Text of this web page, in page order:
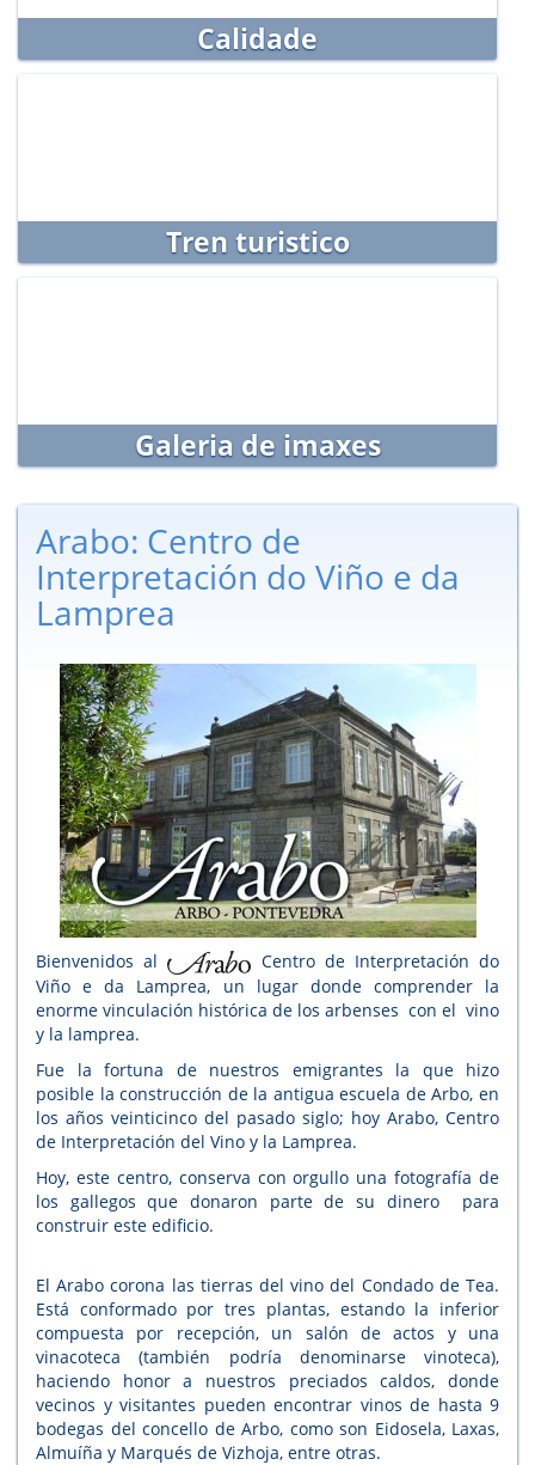
Calidade
Tren turistico
Galeria de imaxes
Arabo: Centro de
Interpretación do Viño e da
Lamprea
Bienvenidos al
Centro de Interpretación do
Viño e da Lamprea, un lugar donde comprender la
enorme vinculación histórica de los arbenses con el vino
y la lamprea.
Fue la fortuna de nuestros emigrantes la que hizo
posible la construcción de la antigua escuela de Arbo, en
los años veinticinco del pasado siglo; hoy Arabo, Centro
de Interpretación del Vino y la Lamprea.
Hoy, este centro, conserva con orgullo una fotografía de
los gallegos que donaron parte de su dinero para
construir este edificio.
El Arabo corona las tierras del vino del Condado de Tea.
Está conformado por tres plantas, estando la inferior
compuesta por recepción, un salón de actos y una
vinacoteca (también podría denominarse vinoteca),
haciendo honor a nuestros preciados caldos, donde
vecinos y visitantes pueden encontrar vinos de hasta 9
bodegas del concello de Arbo, como son Eidosela, Laxas,
Almuíña y Marqués de Vizhoja, entre otras.